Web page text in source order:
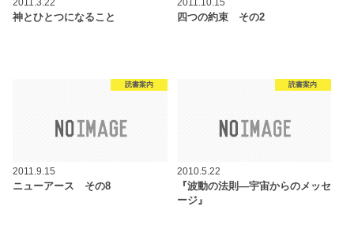
神とひとつになること
四つの約束 その2
読書案内
2011.9.15
ニューアース その8
読書案内
2010.5.22
『波動の法則―宇宙からのメッセ
ージ』